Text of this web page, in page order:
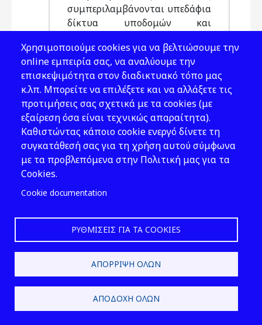
συμπεριλαμβάνονται υπεδάφια
δίκτυα υποδομών και
αποχέτευσης, ηλεκτροδότησης,
καθώς και έργα πρόσβασης και
κυκλοφορίας,
β) εναρμόνιση των
κατασκηνωτικών μέσων και
ημιμόνιμων δομών με το
φυσικό περιβάλλον με τη
μικρότερη δυνατή επέμβαση σε
αυτό,
εγκατάστασης φιλικών προς το
δ) προώθηση δραστηριοτήτων
θεματικού τουρισμού - ειδικών
περιγράφονται στον
4582/2018 (Α΄ 208).
Χρησιμοποιούμε cookies για να βελτιώσουμε την
online εμπειρία σας, να αναλύουμε την
επισκεψιμότητα στον διαδικτυακό τόπο μας
κ.λπ. Μπορείτε να επιλέξετε και να αλλάξετε τις
προτιμήσεις σας σχετικά με τα cookies (με
εξαίρεση όσα είναι τεχνικώς απαραίτητα).
Καθιστώντας κάποιο cookie ενεργό δίνετε τη
συγκατάθεσή σας για τη χρήση αυτού σύμφωνα
με τα προβλεπόμενα στην Πολιτική μας για τα
Cookies.
Cookie documentation
ΡΥΘΜΊΣΕΙΣ ΓΙΑ ΤΑ COOKIES
ΑΠΌΡΡΙΨΗ ΌΛΩΝ
ΑΠΟΔΟΧΉ ΌΛΩΝ